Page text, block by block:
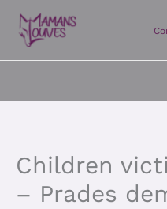
Skip
content
Children
– Prades